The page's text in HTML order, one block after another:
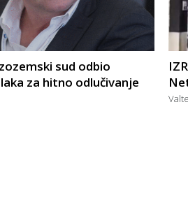
sud odbio
za hitno odlučivanje